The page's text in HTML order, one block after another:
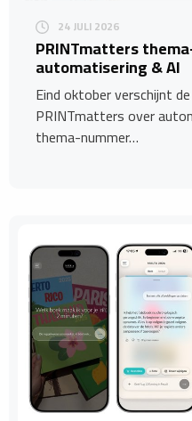
24 JULI 2026
​PRINTmatters
automatisering & AI
Eind oktober verschijnt
PRINTmatters over
thema-nummer…